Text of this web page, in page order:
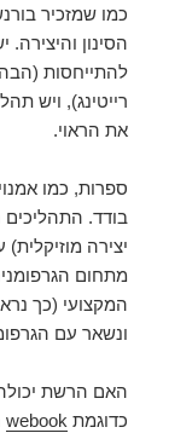
כמו שמזכיר
הסינון
להתייחסות (הבה
רייטינג), ויש
את הראוי.
ספרות, כמו
בודד.
יצירה
מתחום
המקצועי (כך
ונשאר עם
האם הרשת
כדוגמתwebook